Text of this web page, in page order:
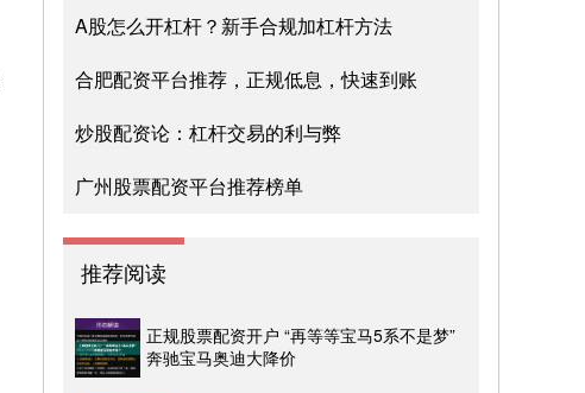
A股怎么开杠杆？新手合规加杠杆方法
合肥配资平台推荐，正规低息，快速到账
炒股配资论：杠杆交易的利与弊
广州股票配资平台推荐榜单
推荐阅读
正规股票配资开户 “再等等宝马5系不是梦”
奔驰宝马奥迪大降价